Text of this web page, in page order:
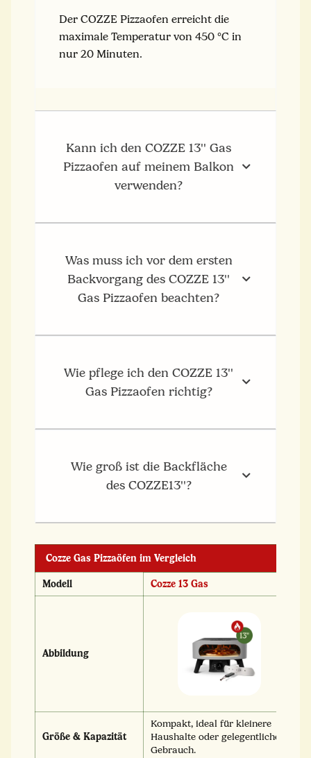
Der COZZE Pizzaofen erreicht die
maximale Temperatur von 450 °C in
nur 20 Minuten.
Kann ich den COZZE 13'' Gas
Pizzaofen auf meinem Balkon
verwenden?
Was muss ich vor dem ersten
Backvorgang des COZZE 13''
Gas Pizzaofen beachten?
Wie pflege ich den COZZE 13''
Gas Pizzaofen richtig?
Wie groß ist die Backfläche
des COZZE13''?
Cozze Gas Pizzaöfen im Vergleich
Modell Cozze 13 Gas
Abbildung
Größe & Kapazität
Kompakt, ideal für kleinere
Haushalte oder gelegentlichen
Gebrauch.